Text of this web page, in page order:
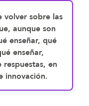
volver sobre las
aunque son
enseñar, qué
enseñar,
en
innovación.